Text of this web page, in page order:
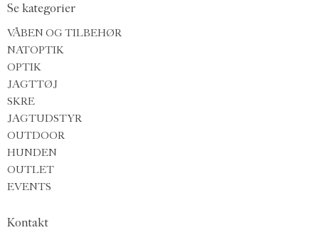
Se kategorier
VÅBEN OG TILBEHØR
NATOPTIK
OPTIK
JAGTTØJ
SKRE
JAGTUDSTYR
OUTDOOR
HUNDEN
OUTLET
EVENTS
Kontakt